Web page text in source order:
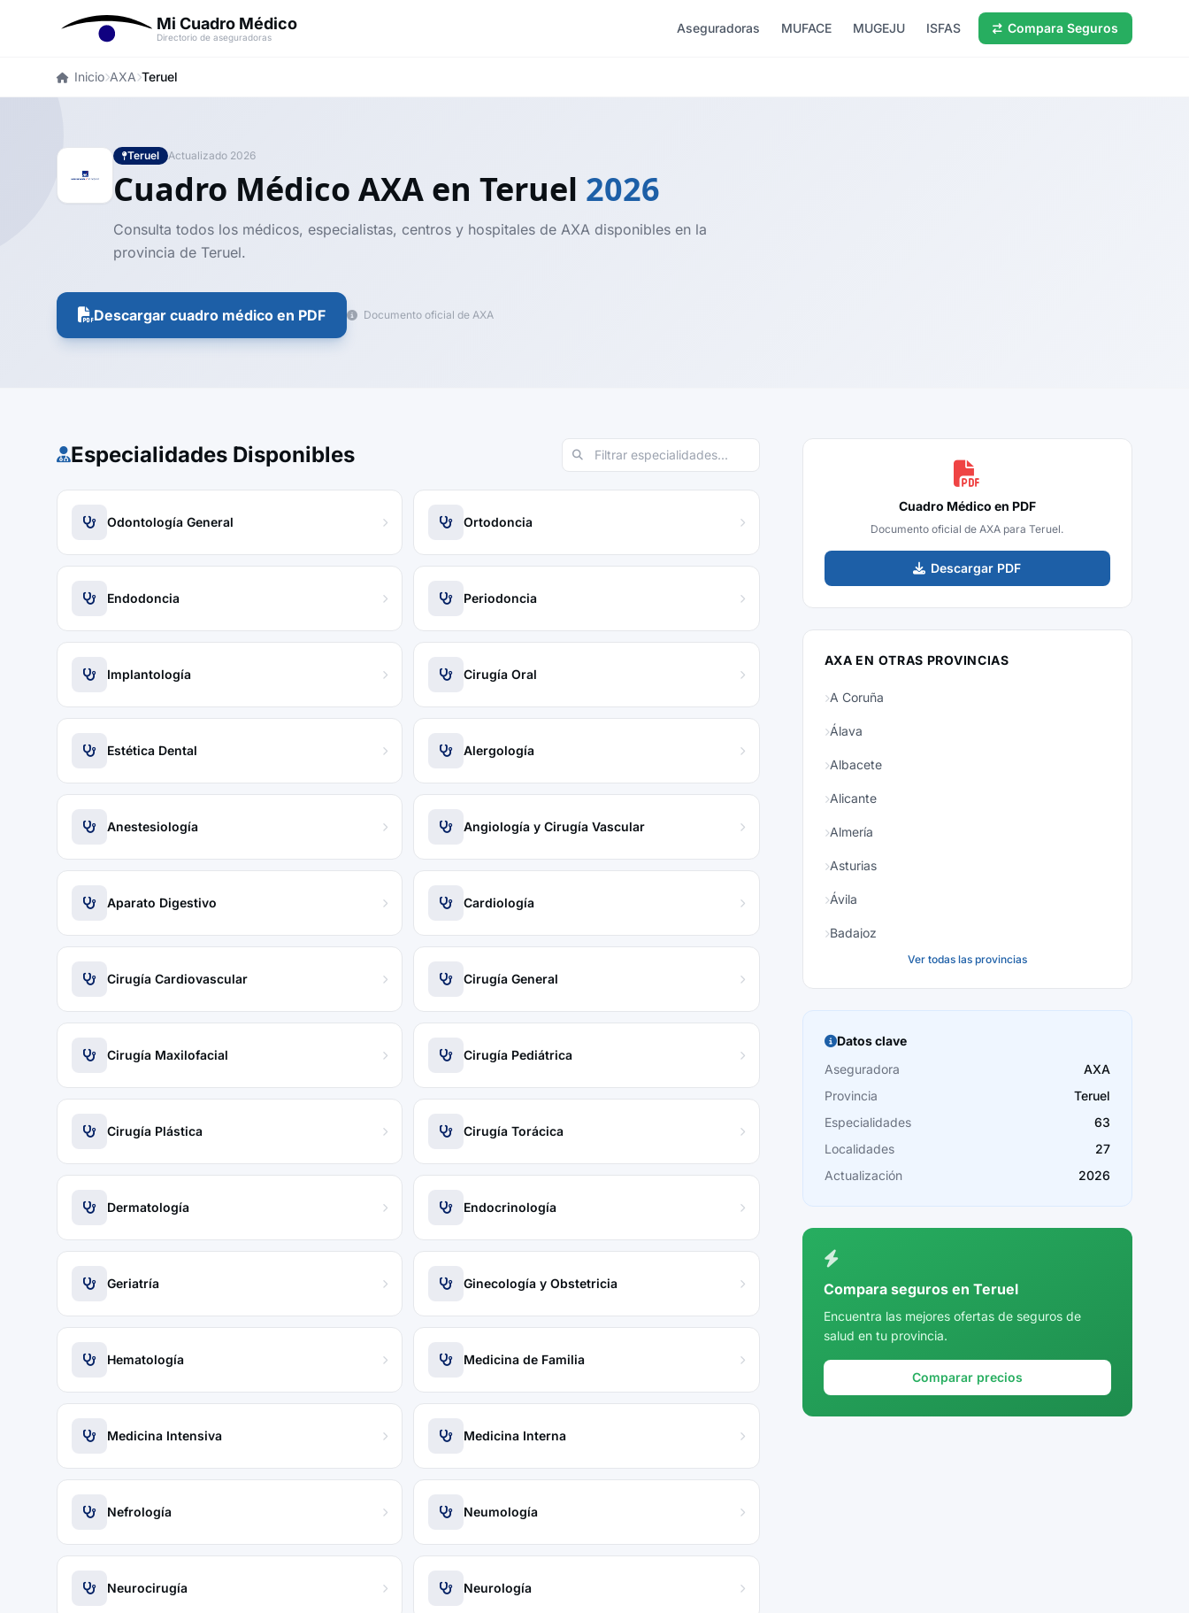
Mi Cuadro Médico
Directorio de aseguradoras
Aseguradoras MUFACE MUGEJU ISFAS Compara Seguros
Inicio AXA Teruel
Teruel Actualizado 2026
Cuadro Médico AXA en Teruel 2026
Consulta todos los médicos, especialistas, centros y hospitales de AXA disponibles en la
provincia de Teruel.
Descargar cuadro médico en PDF Documento oficial de AXA
Especialidades Disponibles
Odontología General Ortodoncia
Endodoncia Periodoncia
Implantología Cirugía Oral
Estética Dental Alergología
Anestesiología Angiología y Cirugía Vascular
Aparato Digestivo Cardiología
Cirugía Cardiovascular Cirugía General
Cirugía Maxilofacial Cirugía Pediátrica
Cirugía Plástica Cirugía Torácica
Dermatología Endocrinología
Geriatría Ginecología y Obstetricia
Hematología Medicina de Familia
Medicina Intensiva Medicina Interna
Nefrología Neumología
Neurocirugía Neurología
Cuadro Médico en PDF
Documento oficial de AXA para Teruel.
Descargar PDF
AXA EN OTRAS PROVINCIAS
A Coruña
Álava
Albacete
Alicante
Almería
Asturias
Ávila
Badajoz
Burgos
Cáceres
Cádiz
Cantabria
Castellón
Córdoba
Cuenca
Girona
Ver todas las provincias
Datos clave
Aseguradora
AXA
Provincia
Teruel
Especialidades
63
Localidades
27
Actualización
2026
Compara seguros en Teruel
Encuentra las mejores ofertas de seguros de
salud en tu provincia.
Comparar precios